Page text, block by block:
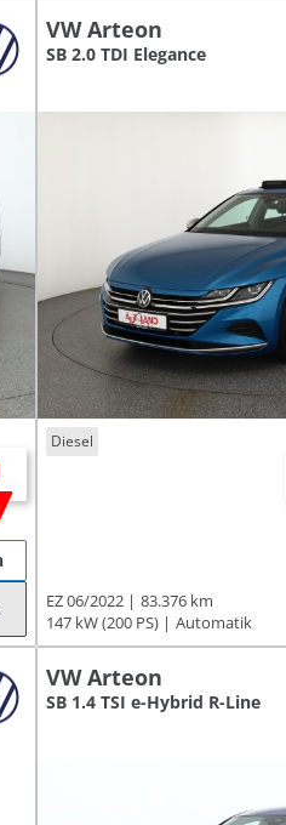
VW Arteon
SB 2.0 TDI Elegance
Diesel
EZ 06/2022
83.376 km
147 kW (200 PS)
Automatik
VW Arteon
SB 1.4 TSI e-Hybrid R-Line